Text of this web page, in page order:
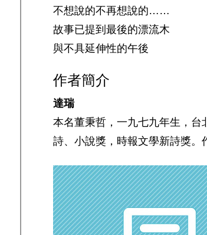
不想說的不再想說的……
故事已提到最後的漂流木
與不具延伸性的午後
作者簡介
達瑞
本名董秉哲，一九七九年生，
詩、小說獎，時報文學新詩獎。